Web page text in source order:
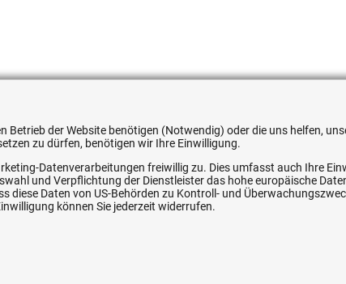
Ihre Hytec-Hydraulik Vorteile
Betrieb der Website benötigen (Notwendig) oder die uns helfen,
zu dürfen, benötigen wir Ihre Einwilligung.
Datenverarbeitungen freiwillig zu. Dies umfasst auch Ihre
und Verpflichtung der Dienstleister das hohe europäische
Daten von US-Behörden zu Kontroll- und
können Sie jederzeit widerrufen.